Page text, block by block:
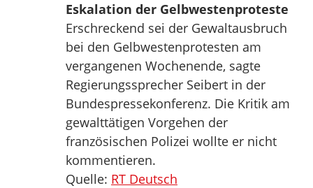
Eskalation der Gelbwestenproteste
Erschreckend sei der Gewaltausbruch
bei den Gelbwestenprotesten am
vergangenen Wochenende, sagte
Regierungssprecher Seibert in der
Bundespressekonferenz. Die Kritik am
gewalttätigen Vorgehen der
französischen Polizei wollte er nicht
kommentieren.
Quelle: RT Deutsch